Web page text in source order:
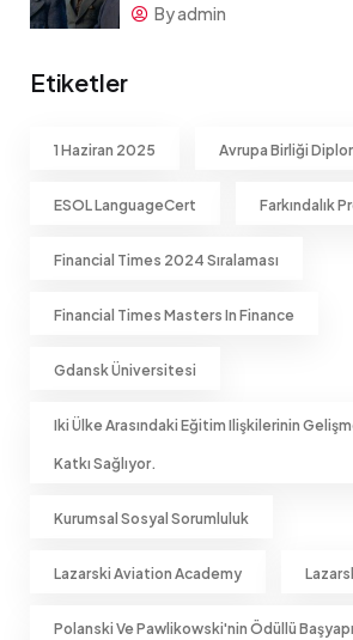
By admin
Etiketler
1 Haziran 2025 Avrupa Birliği
ESOL LanguageCert Farkındalık
Financial Times 2024 Sıralaması
Financial Times Masters In Finance
Gdansk Üniversitesi
Iki Ülke Arasındaki Eğitim Ilişkilerinin
Katkı Sağlıyor.
Kurumsal Sosyal Sorumluluk
Lazarski Aviation Academy
Polanski Ve Pawlikowski'nin Ödüllü